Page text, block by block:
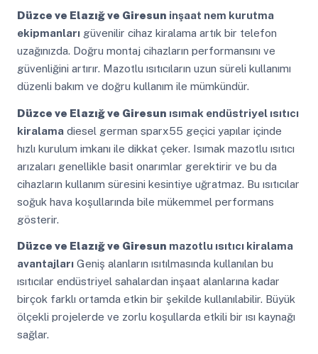
Düzce ve Elazığ ve Giresun inşaat nem kurutma
ekipmanlarıgüvenilir cihaz kiralama artık bir telefon
uzağınızda. Doğru montaj cihazların performansını ve
güvenliğini artırır. Mazotlu ısıtıcıların uzun süreli kullanımı
düzenli bakım ve doğru kullanım ile mümkündür.
Düzce ve Elazığ ve Giresun ısımak endüstriyel ısıtıcı
kiralamadiesel german sparx55 geçici yapılar içinde
hızlı kurulum imkanı ile dikkat çeker. Isımak mazotlu ısıtıcı
arızaları genellikle basit onarımlar gerektirir ve bu da
cihazların kullanım süresini kesintiye uğratmaz. Bu ısıtıcılar
soğuk hava koşullarında bile mükemmel performans
gösterir.
Düzce ve Elazığ ve Giresun mazotlu ısıtıcı kiralama
avantajlarıGeniş alanların ısıtılmasında kullanılan bu
ısıtıcılar endüstriyel sahalardan inşaat alanlarına kadar
birçok farklı ortamda etkin bir şekilde kullanılabilir. Büyük
ölçekli projelerde ve zorlu koşullarda etkili bir ısı kaynağı
sağlar.